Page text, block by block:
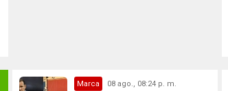
Marca 08 ago., 08:24 p. m.